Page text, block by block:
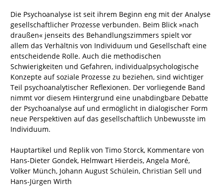
Die Psychoanalyse ist seit ihrem Beginn eng mit der Analyse
gesellschaftlicher Prozesse verbunden. Beim Blick »nach
draußen« jenseits des Behandlungszimmers spielt vor
allem das Verhältnis von Individuum und Gesellschaft eine
entscheidende Rolle. Auch die methodischen
Schwierigkeiten und Gefahren, individualpsychologische
Konzepte auf soziale Prozesse zu beziehen, sind wichtiger
Teil psychoanalytischer Reflexionen. Der vorliegende Band
nimmt vor diesem Hintergrund eine unabdingbare Debatte
der Psychoanalyse auf und ermöglicht in dialogischer Form
neue Perspektiven auf das gesellschaftlich Unbewusste im
Individuum.
Hauptartikel und Replik von Timo Storck, Kommentare von
Hans-Dieter Gondek, Helmwart Hierdeis, Angela Moré,
Volker Münch, Johann August Schülein, Christian Sell und
Hans-Jürgen Wirth